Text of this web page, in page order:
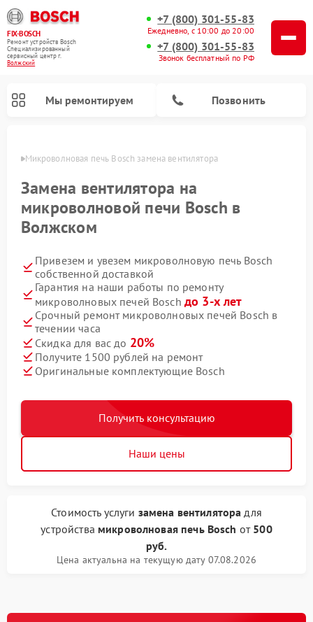
FIX-BOSCH
Ремонт устройств Bosch
Специализированный
cервисный центр г.
Волжский
+7 (800) 301-55-83
Ежедневно, с 10:00 до 20:00
+7 (800) 301-55-83
Звонок бесплатный по РФ
Мы ремонтируем Позвонить
Микроволновая печь Bosch замена вентилятора
Замена вентилятора на
микроволновой печи Bosch в
Волжском
Привезем и увезем микроволновую печь Bosch
собственной доставкой
Гарантия на наши работы по ремонту
микроволновых печей Bosch до 3-х лет
Срочный ремонт микроволновых печей Bosch в
течении часа
Скидка для вас до 20%
Получите 1500 рублей на ремонт
Оригинальные комплектующие Bosch
Получить консультацию
Наши цены
Стоимость услуги замена вентилятора для
устройства микроволновая печь Bosch от 500
руб.
Цена актуальна на текущую дату 07.08.2026